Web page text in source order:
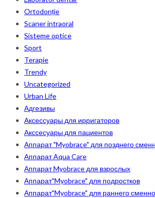
Ortodonție
Scaner intraoral
Sisteme optice
Sport
Terapie
Trendy
Uncategorized
Urban Life
Адгезивы
Аксессуары для ирригаторов
Акссесуары для пациентов
Аппарат "Myobrace" для позднего
Аппарат Aqua Care
Аппарат Myobrace для взрослых
Аппарат"Myobrace" для подростков
Аппарат"Myobrace" для раннего